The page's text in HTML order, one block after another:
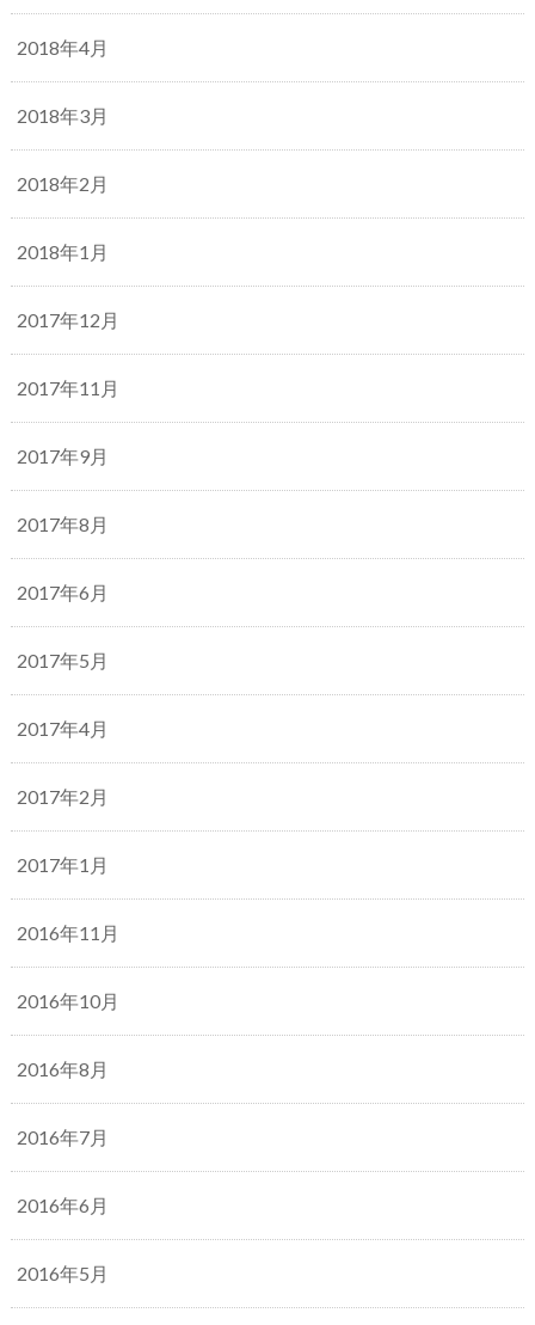
2018年4月
2018年3月
2018年2月
2018年1月
2017年12月
2017年11月
2017年9月
2017年8月
2017年6月
2017年5月
2017年4月
2017年2月
2017年1月
2016年11月
2016年10月
2016年8月
2016年7月
2016年6月
2016年5月